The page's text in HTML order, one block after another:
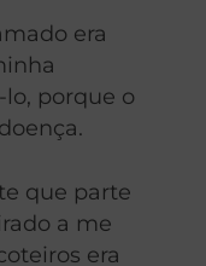
era
porque o
que parte
a me
era